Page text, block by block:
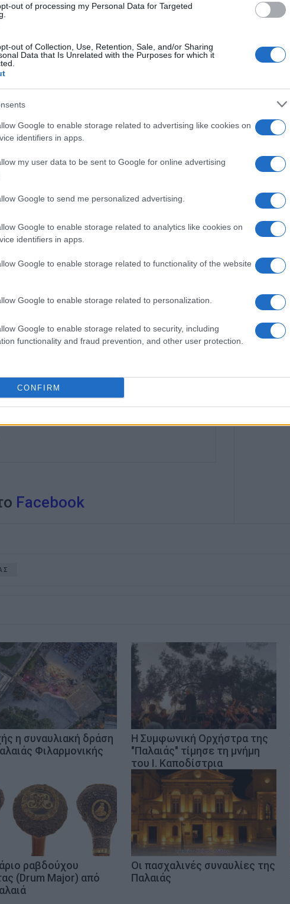
out of processing my Personal Data for Targeted
out of Collection, Use, Retention, Sale, and/or Sharing
Data that Is Unrelated with the Purposes for which it
Google to enable storage related to advertising like cookies on
identifiers in apps.
my user data to be sent to Google for online advertising
Google to send me personalized advertising.
Google to enable storage related to analytics like cookies on
identifiers in apps.
Google to enable storage related to functionality of the website
Google to enable storage related to personalization.
Google to enable storage related to security, including
functionality and fraud prevention, and other user protection.
CONFIRM
Ενημέρωση από το 1990 σε θέσεις υψηλής
δημόσιες σχέσεις, το ελεύθερο και το
Facebook
η συναυλιακή δράση
Φιλαρμονικής
Η Συμφωνική Ορχήστρα της
"Παλαιάς" τίμησε τη μνήμη
του Ι. Καποδίστρια
ραβδούχου
(Drum Major) από
Οι πασχαλινές συναυλίες της
Παλαιάς